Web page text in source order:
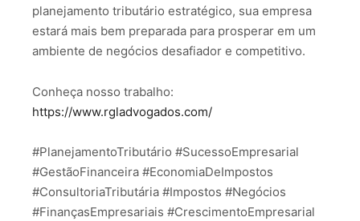
planejamento tributário estratégico, sua empresa
estará mais bem preparada para prosperar em um
ambiente de negócios desafiador e competitivo.
Conheça nosso trabalho:
https://www.rgladvogados.com/
#PlanejamentoTributário #SucessoEmpresarial
#GestãoFinanceira #EconomiaDeImpostos
#ConsultoriaTributária #Impostos #Negócios
#FinançasEmpresariais #CrescimentoEmpresarial